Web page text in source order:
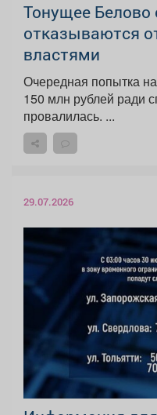
Тонущее Белово
отказываются
властями
Очередная попытка
150 млн рублей ради
провалилась. ...
29.07.2026